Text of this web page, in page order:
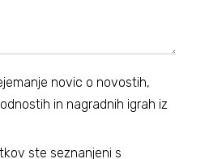
novic o novostih,
in nagradnih igrah iz
ste seznanjeni s